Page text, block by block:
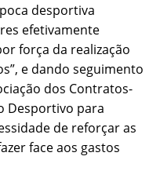
desportiva
efetivamente
força da realização
e dando seguimento
dos Contratos-
Desportivo para
de reforçar as
face aos gastos